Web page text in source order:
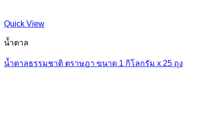
Quick View
น้ำตาล
น้ำตาลธรรมชาติ ตราษฎา ขนาด 1 กิโลกรัม x 25 ถุง